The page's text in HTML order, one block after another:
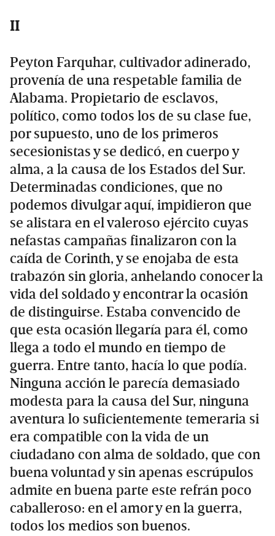
II
Peyton Farquhar, cultivador adinerado,
provenía de una respetable familia de
Alabama. Propietario de esclavos,
político, como todos los de su clase fue,
por supuesto, uno de los primeros
secesionistas y se dedicó, en cuerpo y
alma, a la causa de los Estados del Sur.
Determinadas condiciones, que no
podemos divulgar aquí, impidieron que
se alistara en el valeroso ejército cuyas
nefastas campañas finalizaron con la
caída de Corinth, y se enojaba de esta
trabazón sin gloria, anhelando conocer la
vida del soldado y encontrar la ocasión
de distinguirse. Estaba convencido de
que esta ocasión llegaría para él, como
llega a todo el mundo en tiempo de
guerra. Entre tanto, hacía lo que podía.
Ninguna acción le parecía demasiado
modesta para la causa del Sur, ninguna
aventura lo suficientemente temeraria si
era compatible con la vida de un
ciudadano con alma de soldado, que con
buena voluntad y sin apenas escrúpulos
admite en buena parte este refrán poco
caballeroso: en el amor y en la guerra,
todos los medios son buenos.